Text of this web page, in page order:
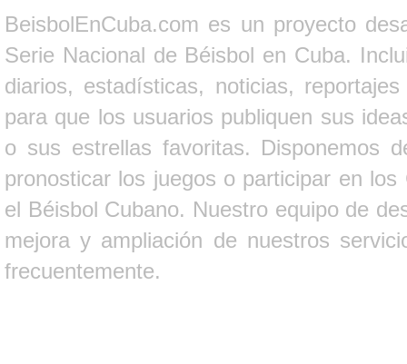
BeisbolEnCuba.com es un proyecto
Serie Nacional de Béisbol en Cuba.
diarios, estadísticas, noticias,
para que los usuarios publiquen sus
o sus estrellas favoritas. Disponemos
pronosticar los juegos o participar en
el Béisbol Cubano. Nuestro equipo de
mejora y ampliación de nuestros
frecuentemente.